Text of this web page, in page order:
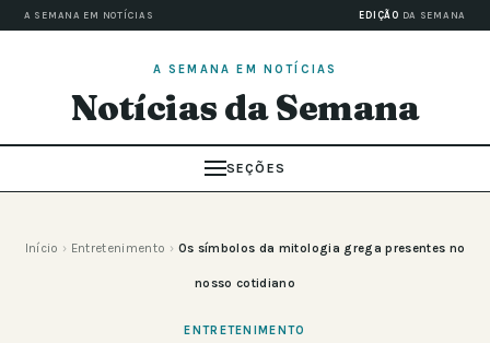
A SEMANA EM NOTÍCIAS EDIÇÃO DA SEMANA
A SEMANA EM NOTÍCIAS
Notícias da Semana
SEÇÕES
Início › Entretenimento › Os símbolos da mitologia grega presentes no
nosso cotidiano
ENTRETENIMENTO